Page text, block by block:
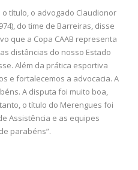
título, o advogado Claudionor
do time de Barreiras, disse
que a Copa CAAB representa
distâncias do nosso Estado
Além da prática esportiva
e fortalecemos a advocacia. A
A disputa foi muito boa,
o título do Merengues foi
Assistência e as equipes
parabéns”.